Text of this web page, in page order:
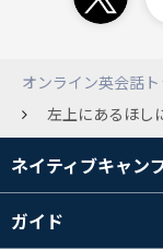
オンライン英会話
左上にあるほし
ネイティブキャン
ガイド